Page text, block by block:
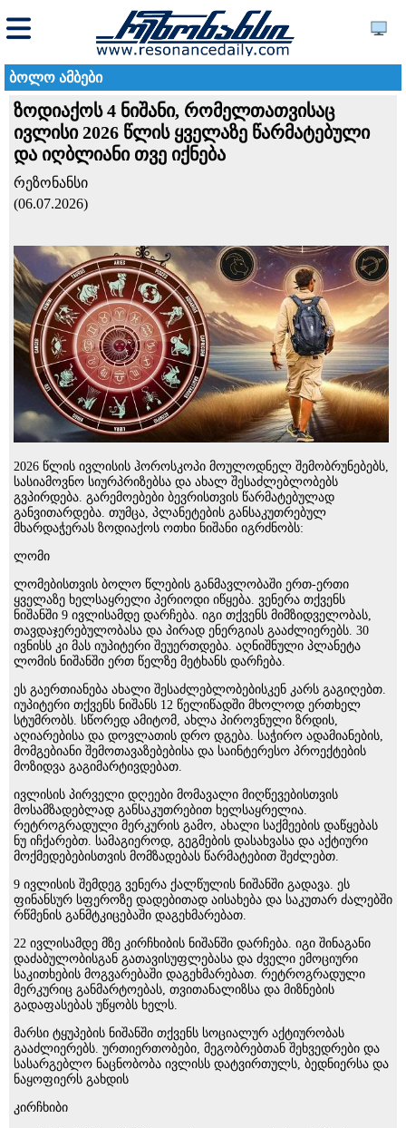
ბოლო ამბები
ზოდიაქოს 4 ნიშანი, რომელთათვისაც
ივლისი 2026 წლის ყველაზე წარმატებული
და იღბლიანი თვე იქნება
რეზონანსი
(06.07.2026)
2026 წლის ივლისის ჰოროსკოპი მოულოდნელ შემობრუნებებს,
სასიამოვნო სიურპრიზებსა და ახალ შესაძლებლობებს
გვპირდება. გარემოებები ბევრისთვის წარმატებულად
განვითარდება. თუმცა, პლანეტების განსაკუთრებულ
მხარდაჭერას ზოდიაქოს ოთხი ნიშანი იგრძნობს:
ლომი
ლომებისთვის ბოლო წლების განმავლობაში ერთ-ერთი
ყველაზე ხელსაყრელი პერიოდი იწყება. ვენერა თქვენს
ნიშანში 9 ივლისამდე დარჩება. იგი თქვენს მიმზიდველობას,
თავდაჯერებულობასა და პირად ენერგიას გააძლიერებს. 30
ივნისს კი მას იუპიტერი შეუერთდება. აღნიშნული პლანეტა
ლომის ნიშანში ერთ წელზე მეტხანს დარჩება.
ეს გაერთიანება ახალი შესაძლებლობებისკენ კარს გაგიღებთ.
იუპიტერი თქვენს ნიშანს 12 წელიწადში მხოლოდ ერთხელ
სტუმრობს. სწორედ ამიტომ, ახლა პიროვნული ზრდის,
აღიარებისა და დოვლათის დრო დგება. საჭირო ადამიანების,
მომგებიანი შემოთავაზებებისა და საინტერესო პროექტების
მოზიდვა გაგიმარტივდებათ.
ივლისის პირველი დღეები მომავალი მიღწევებისთვის
მოსამზადებლად განსაკუთრებით ხელსაყრელია.
რეტროგრადული მერკურის გამო, ახალი საქმეების დაწყებას
ნუ იჩქარებთ. სამაგიეროდ, გეგმების დასახვასა და აქტიური
მოქმედებებისთვის მომზადებას წარმატებით შეძლებთ.
9 ივლისის შემდეგ ვენერა ქალწულის ნიშანში გადავა. ეს
ფინანსურ სფეროზე დადებითად აისახება და საკუთარ ძალებში
რწმენის განმტკიცებაში დაგეხმარებათ.
22 ივლისამდე მზე კირჩხიბის ნიშანში დარჩება. იგი შინაგანი
დაძაბულობისგან გათავისუფლებასა და ძველი ემოციური
საკითხების მოგვარებაში დაგეხმარებათ. რეტროგრადული
მერკურიც განმარტოებას, თვითანალიზსა და მიზნების
გადაფასებას უწყობს ხელს.
მარსი ტყუპების ნიშანში თქვენს სოციალურ აქტიურობას
გააძლიერებს. ურთიერთობები, მეგობრებთან შეხვედრები და
სასარგებლო ნაცნობობა ივლისს დატვირთულს, ბედნიერსა და
ნაყოფიერს გახდის
კირჩხიბი